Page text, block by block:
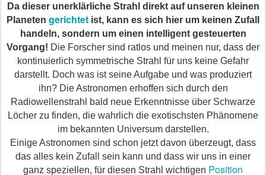
Da dieser unerklärliche Strahl direkt auf unseren kleinen
Planeten gerichtet ist, kann es sich hier um keinen Zufall
handeln, sondern um einen intelligent gesteuerten
Vorgang! Die Forscher sind ratlos und meinen nur, dass der
kontinuierlich symmetrische Strahl für uns keine Gefahr
darstellt. Doch was ist seine Aufgabe und was produziert
ihn? Die Astronomen erhoffen sich durch den
Radiowellenstrahl bald neue Erkenntnisse über Schwarze
Löcher zu finden, die wahrlich die exotischsten Phänomene
im bekannten Universum darstellen.
Einige Astronomen sind schon jetzt davon überzeugt, dass
das alles kein Zufall sein kann und dass wir uns in einer
ganz speziellen, für diesen Strahl wichtigen Position